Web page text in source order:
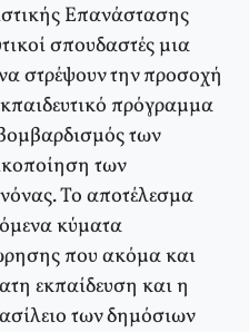
Επανάστασης
σπουδαστές μια
στρέψουν την προσοχή
πρόγραμμα
των
των
Το αποτέλεσμα
κύματα
που ακόμα και
εκπαίδευση και η
των δημόσιων